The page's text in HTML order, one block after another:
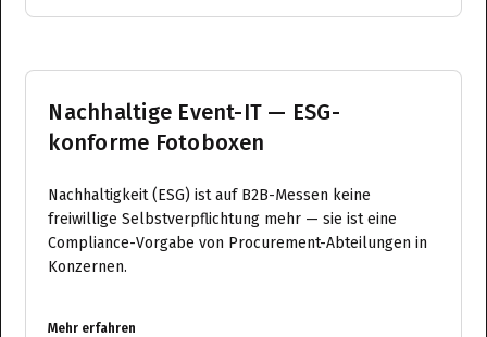
Nachhaltige Event-IT — ESG-
konforme Fotoboxen
Nachhaltigkeit (ESG) ist auf B2B-Messen keine
freiwillige Selbstverpflichtung mehr — sie ist eine
Compliance-Vorgabe von Procurement-Abteilungen in
Konzernen.
Mehr erfahren